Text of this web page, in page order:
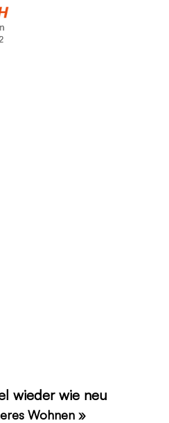
wieder wie neu
Wohnen »